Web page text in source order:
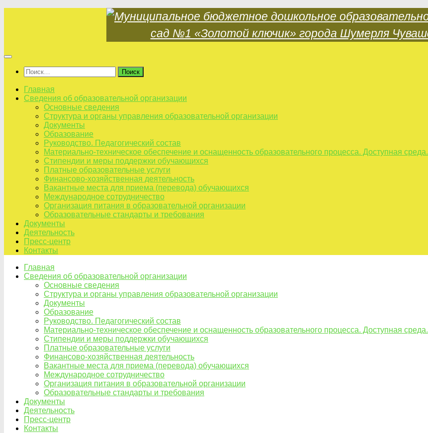
Найти:
Главная
Сведения об образовательной организации
Основные сведения
Структура и органы управления образовательной организации
Документы
Образование
Руководство. Педагогический состав
Материально-техническое обеспечение и оснащенность образовательного процесса. Доступная среда.
Стипендии и меры поддержки обучающихся
Платные образовательные услуги
Финансово-хозяйственная деятельность
Вакантные места для приема (перевода) обучающихся
Международное сотрудничество
Организация питания в образовательной организации
Образовательные стандарты и требования
Документы
Деятельность
Пресс-центр
Контакты
Главная
Сведения об образовательной организации
Основные сведения
Структура и органы управления образовательной организации
Документы
Образование
Руководство. Педагогический состав
Материально-техническое обеспечение и оснащенность образовательного процесса. Доступная среда.
Стипендии и меры поддержки обучающихся
Платные образовательные услуги
Финансово-хозяйственная деятельность
Вакантные места для приема (перевода) обучающихся
Международное сотрудничество
Организация питания в образовательной организации
Образовательные стандарты и требования
Документы
Деятельность
Пресс-центр
Контакты